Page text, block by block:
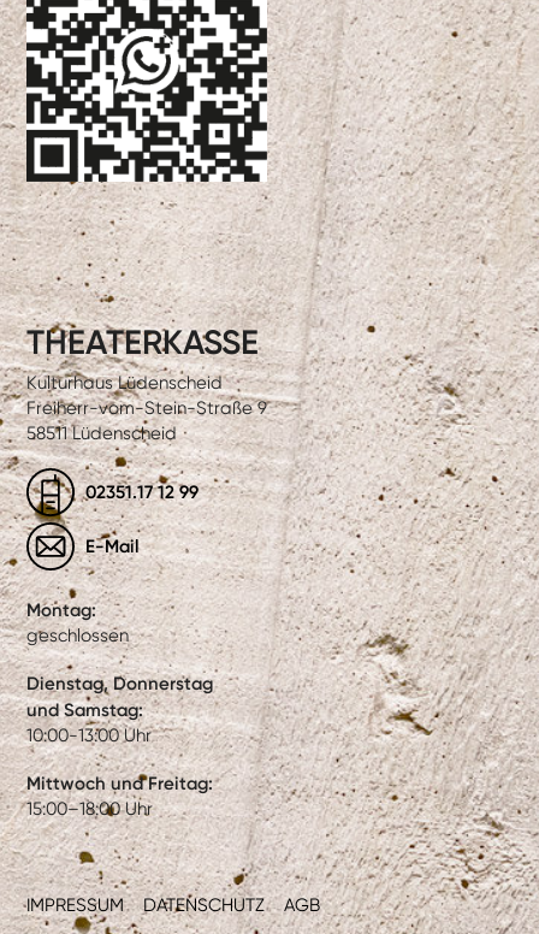
IMPRESSUM DATENSCHUTZ AGB
THEATERKASSE
Kulturhaus Lüdenscheid
Freiherr-vom-Stein-Straße 9
58511 Lüdenscheid
02351.17 12 99
E-Mail
Montag:
geschlossen
Dienstag, Donnerstag
und Samstag:
10:00-13:00 Uhr
Mittwoch und Freitag:
15:00–18:00 Uhr